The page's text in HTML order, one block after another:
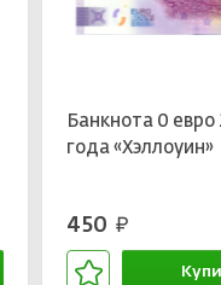
Банкнота 0 евро
года «Хэллоуин»
450 руб.